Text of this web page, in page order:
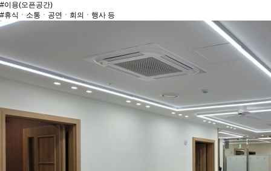
#이용(오픈공간)
#휴식ㆍ소통ㆍ공연ㆍ회의ㆍ행사 등